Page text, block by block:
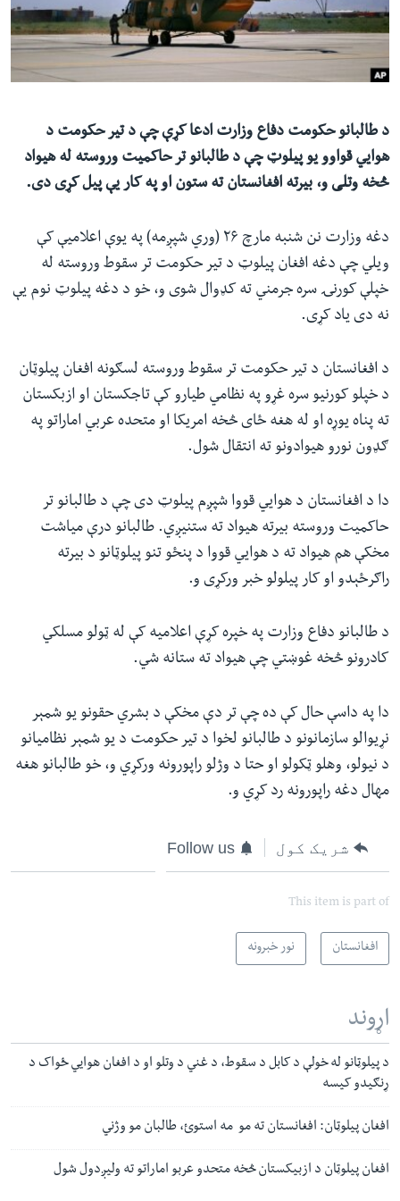
شئ
لټون
ځای
شئ
له مونږ سره په تماس کې پاتې شئ
ژبې
د طالبانو حکومت دفاع وزارت ادعا کړې چې د تیر حکومت د
هوايي قواوو یو پیلوټ چې د طالبانو تر حاکمیت وروسته له هیواد
څخه وتلی و، بیرته افغانستان ته ستون او په کار یې پيل کړی دی.
دغه وزارت نن شنبه مارچ ۲۶ (وري شپږمه) په یوې اعلامیې کې
ویلي چې دغه افغان پیلوټ د تیر حکومت تر سقوط وروسته له
خپلې کورنۍ سره جرمني ته کډوال شوی و، خو د دغه پیلوټ نوم یې
نه دی یاد کړی.
د افغانستان د تیر حکومت تر سقوط وروسته لسګونه افغان پیلوټان
د خپلو کورنیو سره غړو په نظامي طیارو کې تاجکستان او ازبکستان
ته پناه یوړه او له هغه ځای څخه امریکا او متحده عربي اماراتو په
ګډون نورو هیوادونو ته انتقال شول.
دا د افغانستان د هوايي قووا شپږم پیلوټ دی چې د طالبانو تر
حاکمیت وروسته بیرته هیواد ته ستنیږي. طالبانو درې میاشت
مخکې هم هیواد ته د هوايي قووا د پنځو تنو پیلوټانو د بیرته
راګرځېدو او کار پیلولو خبر ورکړی و.
د طالبانو دفاع وزارت په خپره کړې اعلامیه کې له ټولو مسلکي
کادرونو څخه غوښتي چې هیواد ته ستانه شي.
دا په داسې حال کې ده چې تر دې مخکې د بشري حقونو یو شمېر
نړیوالو سازمانونو د طالبانو لخوا د تیر حکومت د یو شمېر نظامیانو
د نیولو، وهلو ټکولو او حتا د وژلو راپورونه ورکړي و، خو طالبانو هغه
مهال دغه راپورونه رد کړي و.
شریک کول Follow us
This item is part of
افغانستان نور خبرونه
اړوند
د پيلوټانو له خولې د کابل د سقوط، د غني د وتلو او د افغان هوایي ځواک د
ړنګیدو کیسه
افغان پیلوټان: افغانستان ته مو مه استوئ،‌ طالبان مو وژني‌
افغان پیلوټان د ازبیکستان څخه متحدو عربو اماراتو ته ولیږدول شول